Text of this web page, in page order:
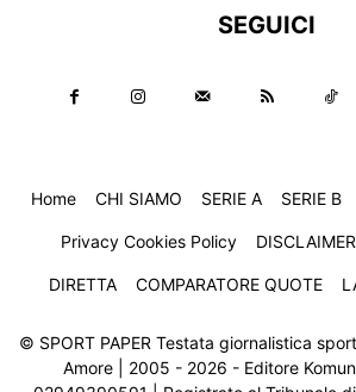
SEGUICI
Home CHI SIAMO SERIE A SERIE B
Privacy Cookies Policy DISCLAIMER
DIRETTA COMPARATORE QUOTE
© SPORT PAPER Testata giornalistica
Amore | 2005 - 2026 - Editore